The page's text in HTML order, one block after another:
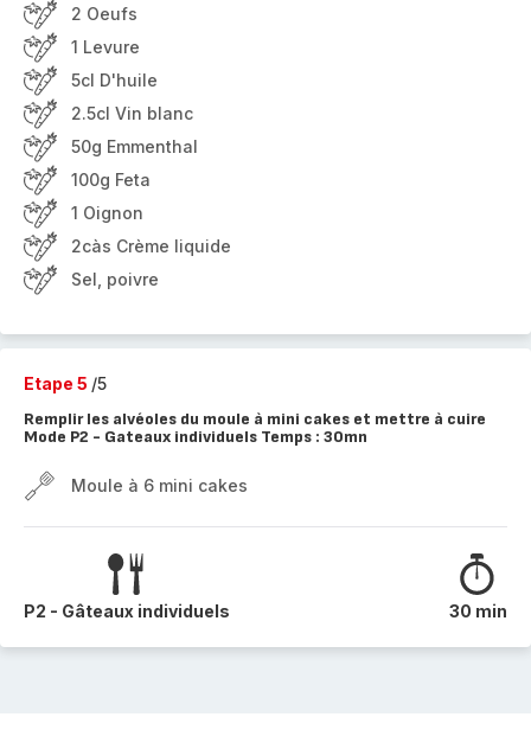
2 Oeufs
1 Levure
5cl D'huile
2.5cl Vin blanc
50g Emmenthal
100g Feta
1 Oignon
2càs Crème liquide
Sel, poivre
Etape 5 /5
Remplir les alvéoles du moule à mini cakes et mettre à cuire
Mode P2 - Gateaux individuels Temps : 30mn
Moule à 6 mini cakes
P2 - Gâteaux individuels 30 min